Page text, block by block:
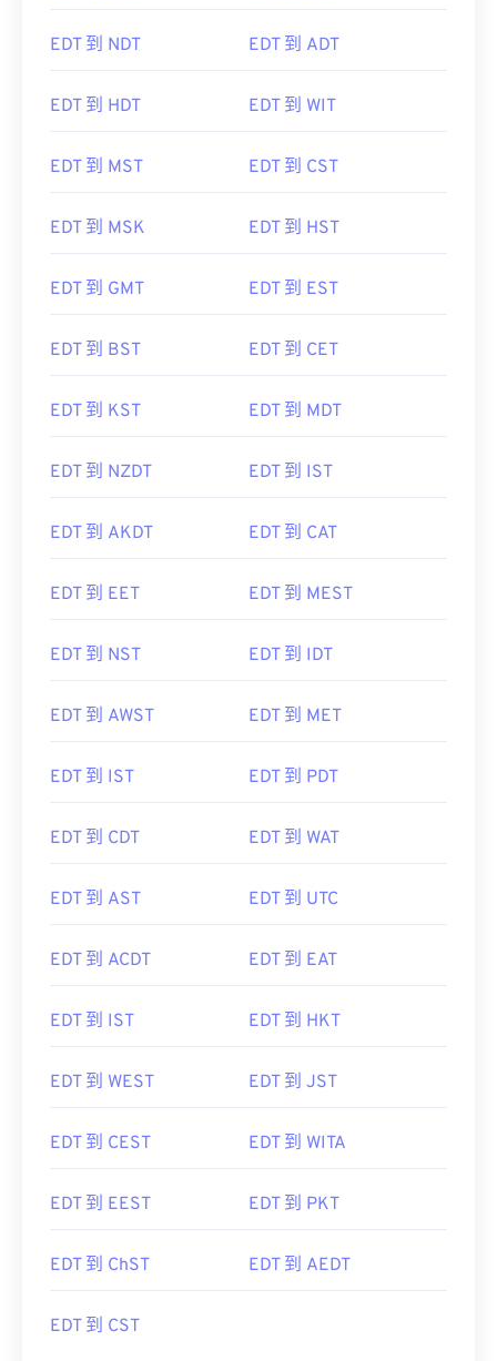
EDT 到 NDT EDT 到 ADT
EDT 到 HDT EDT 到 WIT
EDT 到 MST EDT 到 CST
EDT 到 MSK EDT 到 HST
EDT 到 GMT EDT 到 EST
EDT 到 BST EDT 到 CET
EDT 到 KST EDT 到 MDT
EDT 到 NZDT EDT 到 IST
EDT 到 AKDT EDT 到 CAT
EDT 到 EET EDT 到 MEST
EDT 到 NST EDT 到 IDT
EDT 到 AWST EDT 到 MET
EDT 到 IST EDT 到 PDT
EDT 到 CDT EDT 到 WAT
EDT 到 AST EDT 到 UTC
EDT 到 ACDT EDT 到 EAT
EDT 到 IST EDT 到 HKT
EDT 到 WEST EDT 到 JST
EDT 到 CEST EDT 到 WITA
EDT 到 EEST EDT 到 PKT
EDT 到 ChST EDT 到 AEDT
EDT 到 CST